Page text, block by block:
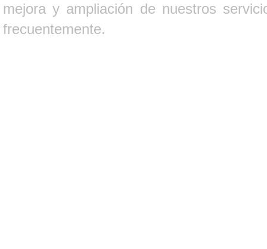
mejora y ampliación de nuestros
frecuentemente.